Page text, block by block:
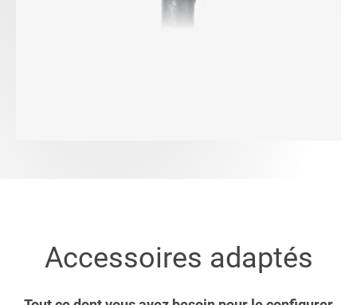
Accessoires adaptés